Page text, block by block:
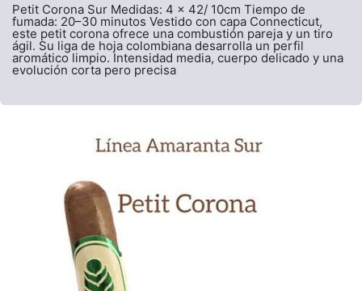
Petit Corona Sur Medidas: 4 x 42/ 10cm Tiempo de
fumada: 20–30 minutos Vestido con capa Connecticut,
este petit corona ofrece una combustión pareja y un tiro
ágil. Su liga de hoja colombiana desarrolla un perfil
aromático limpio. Intensidad media, cuerpo delicado y una
evolución corta pero precisa